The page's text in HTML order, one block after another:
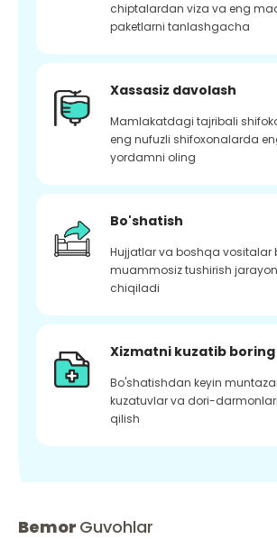
chiptalardan viza va eng
paketlarni tanlashgacha
Xassasiz davolash
Mamlakatdagi tajribali
eng nufuzli shifoxonalarda
yordamni oling
Bo'shatish
Hujjatlar va boshqa vositalar
muammosiz tushirish
chiqiladi
Xizmatni kuzatib boring
Bo'shatishdan keyin
kuzatuvlar va dori-
qilish
Bemor Guvohlar